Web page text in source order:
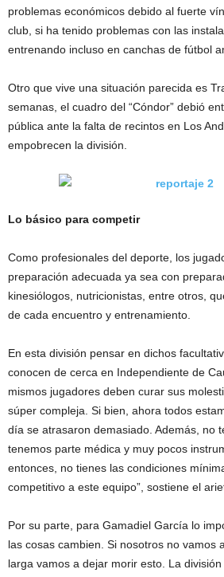
problemas económicos debido al fuerte
club, si ha tenido problemas con las
entrenando incluso en canchas de fútbol
Otro que vive una situación parecida es
semanas, el cuadro del “Cóndor” debió
pública ante la falta de recintos en Los
empobrecen la división.
Lo básico para competir
Como profesionales del deporte, los
preparación adecuada ya sea con
kinesiólogos, nutricionistas, entre otros,
de cada encuentro y entrenamiento.
En esta división pensar en dichos
conocen de cerca en Independiente de
mismos jugadores deben curar sus
súper compleja. Si bien, ahora todos
día se atrasaron demasiado. Además, no
tenemos parte médica y muy pocos
entonces, no tienes las condiciones
competitivo a este equipo”, sostiene el
Por su parte, para Gamadiel García lo
las cosas cambien. Si nosotros no vamos
larga vamos a dejar morir esto. La